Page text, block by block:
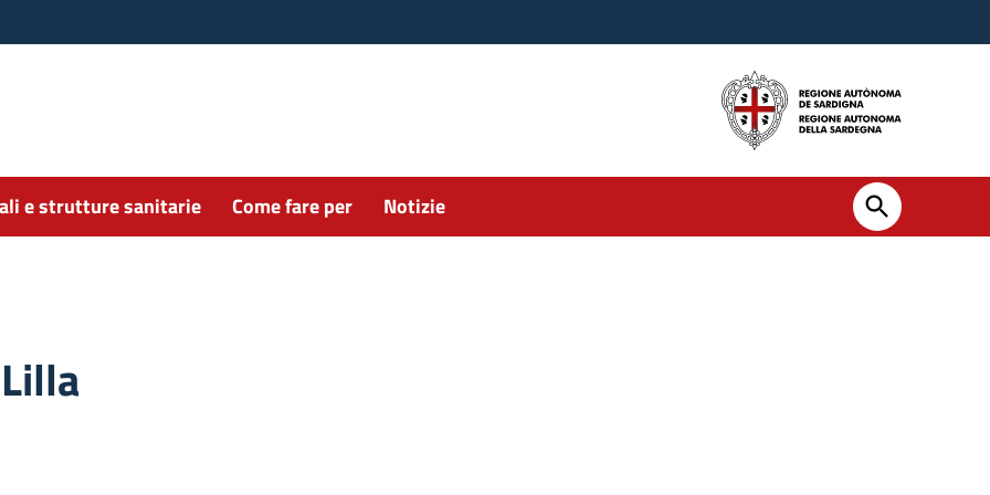
e strutture sanitarie Come fare per Notizie